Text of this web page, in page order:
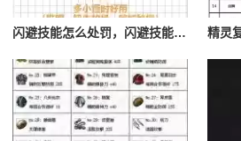
闪避技能怎么处罚，闪避技能怎么处罚队友